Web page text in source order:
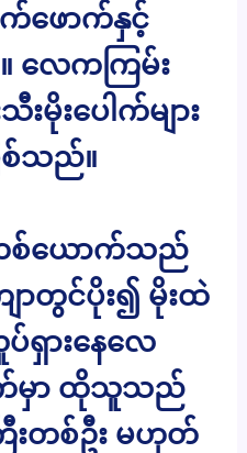
ောက်နှင့်
လေကကြမ်း
မိုးပေါက်များ
စ်သည်။
စ်ယောက်သည်
တွင်ပိုး၍ မိုးထဲ
ရှားနေလေ
က်မှာ ထိုသူသည်
ြီးတစ်ဦး မဟုတ်